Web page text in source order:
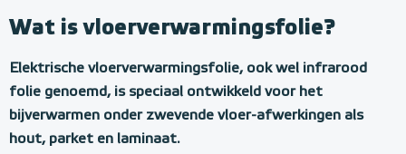
Wat is vloerverwarmingsfolie?
Elektrische vloerverwarmingsfolie, ook wel infrarood
folie genoemd, is speciaal ontwikkeld voor het
bijverwarmen onder zwevende vloer-afwerkingen als
hout, parket en laminaat.